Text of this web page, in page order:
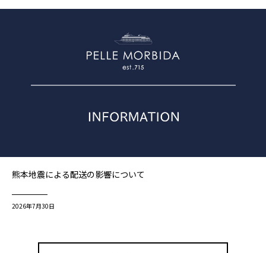
熊本地震による配送の影響について
2026年7月30日